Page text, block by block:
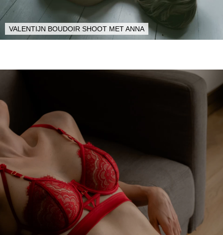
VALENTIJN BOUDOIR SHOOT MET ANNA